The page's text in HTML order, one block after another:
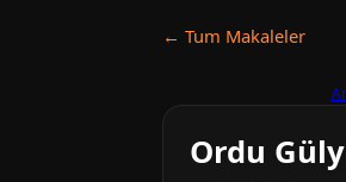
← Tum Makaleler
Ordu